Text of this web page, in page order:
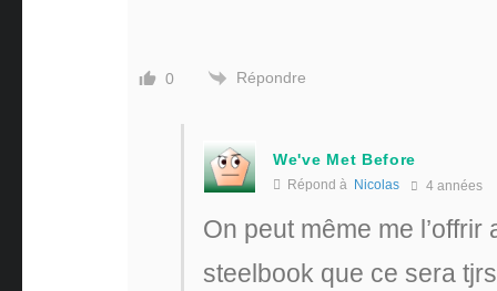
0 Répondre
We've Met Before
Répond à Nicolas 4 années
On peut même me l’offrir
steelbook que ce sera